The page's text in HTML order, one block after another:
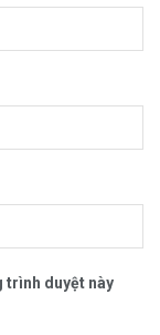
trình duyệt này